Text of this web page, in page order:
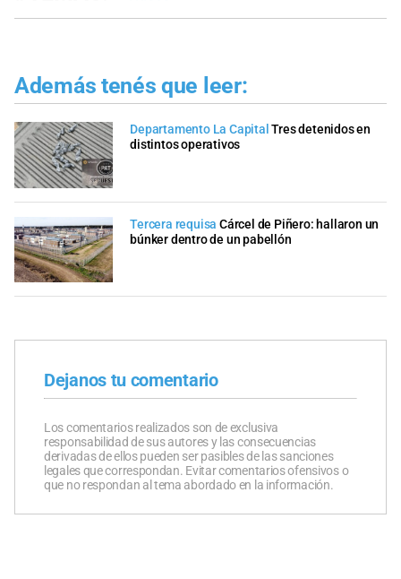
Además tenés que leer:
Departamento La Capital Tres detenidos en
distintos operativos
Tercera requisa Cárcel de Piñero: hallaron un
búnker dentro de un pabellón
Dejanos tu comentario
Los comentarios realizados son de exclusiva
responsabilidad de sus autores y las consecuencias
derivadas de ellos pueden ser pasibles de las sanciones
legales que correspondan. Evitar comentarios ofensivos o
que no respondan al tema abordado en la información.